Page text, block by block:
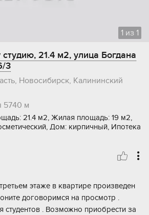
1 из 1
21.4 м2, улица Богдана
3
Новосибирск, Калининский
5740 м
21.4 м2, Жилая площадь: 19 м2,
Дом: кирпичный, Ипотека
этаже в квартире произведен
договоримся на просмотр .
студентов . Возможно приобрести за